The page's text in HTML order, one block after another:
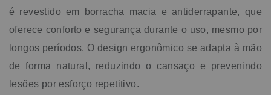
é revestido em borracha macia e antiderrapante, que
oferece conforto e segurança durante o uso, mesmo por
longos períodos. O design ergonômico se adapta à mão
de forma natural, reduzindo o cansaço e prevenindo
lesões por esforço repetitivo.